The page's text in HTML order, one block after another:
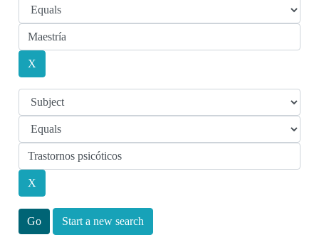
Start a new search